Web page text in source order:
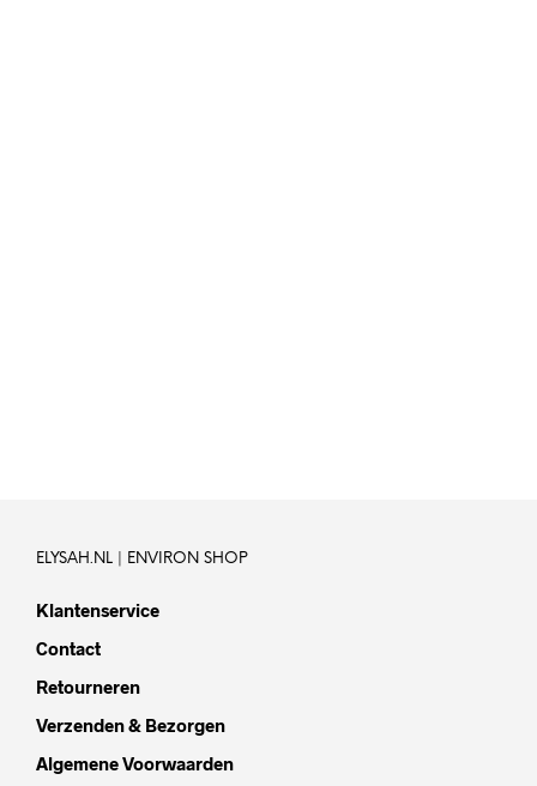
worden
ELYSAH.NL | ENVIRON SHOP
Klantenservice
Contact
Retourneren
Verzenden & Bezorgen
Algemene Voorwaarden